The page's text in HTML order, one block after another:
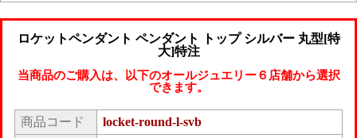
ロケットペンダント ペンダント トップ シルバー 丸型[特
大]特注
当商品のご購入は、以下のオールジュエリー６店舗から選択
できます。
商品コード
locket-round-l-svb